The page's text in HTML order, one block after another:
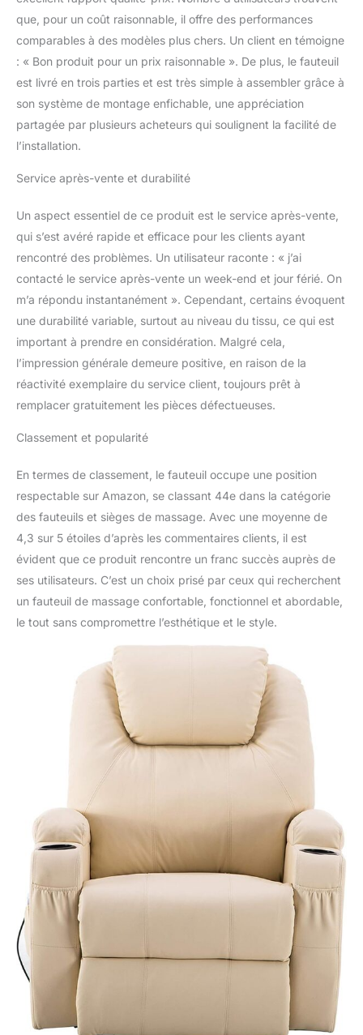
Cuir synthétique de
qualité supérieure et
durable, particulièrement
doux au toucher. Le
rembourrage agréable et
la forme ergonomique
soutiennent votre corps
et vous aident à vous
que, pour un coût raisonnable, il offre des performances
comparables à des modèles plus chers. Un client en témoigne
: « Bon produit pour un prix raisonnable ». De plus, le fauteuil
est livré en trois parties et est très simple à assembler grâce à
son système de montage enfichable, une appréciation
partagée par plusieurs acheteurs qui soulignent la facilité de
l’installation.
Service après-vente et durabilité
Un aspect essentiel de ce produit est le service après-vente,
qui s’est avéré rapide et efficace pour les clients ayant
rencontré des problèmes. Un utilisateur raconte : « j’ai
contacté le service après-vente un week-end et jour férié. On
m’a répondu instantanément ». Cependant, certains évoquent
une durabilité variable, surtout au niveau du tissu, ce qui est
important à prendre en considération. Malgré cela,
l’impression générale demeure positive, en raison de la
réactivité exemplaire du service client, toujours prêt à
remplacer gratuitement les pièces défectueuses.
Classement et popularité
En termes de classement, le fauteuil occupe une position
respectable sur Amazon, se classant 44e dans la catégorie
des fauteuils et sièges de massage. Avec une moyenne de
4,3 sur 5 étoiles d’après les commentaires clients, il est
évident que ce produit rencontre un franc succès auprès de
ses utilisateurs. C’est un choix prisé par ceux qui recherchent
un fauteuil de massage confortable, fonctionnel et abordable,
le tout sans compromettre l’esthétique et le style.